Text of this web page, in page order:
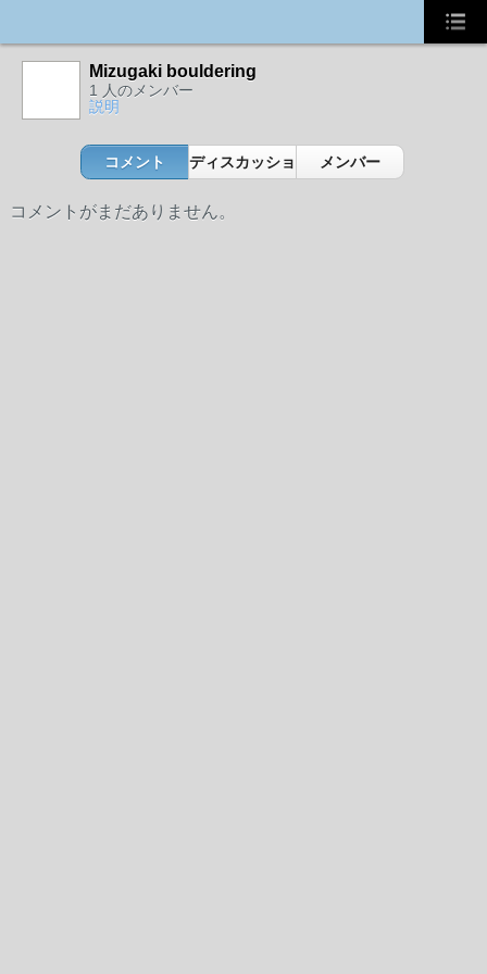
Mizugaki bouldering
1 人のメンバー
説明
コメント ディスカッション メンバー
コメントがまだありません。